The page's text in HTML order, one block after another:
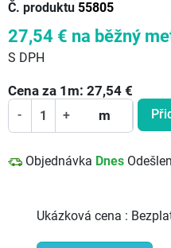
Č. produktu 55805
27,54 € na běžný
S DPH
Cena za 1 m: 27,54 €
- + m
Objednávka Dnes
Ukázková cena :